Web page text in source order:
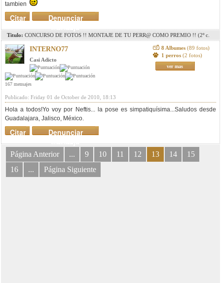
tambien
Denunciar
mensaje
Citar
Titulo: CONCURSO DE FOTOS !! MONTAJE DE TU PERR@ COMO PREMIO !! (2º c.
pag. 8)(3r c. pag. 11)(4º c. pag. 15)(5º c. pag.18)
INTERNO77
Casi Adicto
167 mensajes
8 Albumes (89 fotos)
1 perros (2 fotos)
ver mas
Publicado: Friday 01 de October de 2010, 18:13
Hola a todos!Yo voy por Neftis... la pose es simpatiquísima...Saludos desde
Guadalajara, Jalisco, México.
Denunciar
mensaje
Citar
Página Anterior ... 9 10 11 12 13 14
15
16
... Página Siguiente